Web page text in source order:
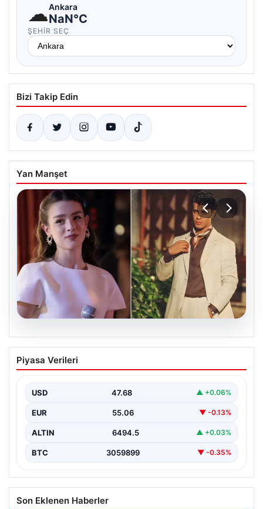
☁Ankara
NaN°C
ŞEHIR SEÇ
Bizi Takip Edin
Yan Manşet
‘Yeraltı’ dizisinde şok olay! Babası suç
duyurusunda bulundu: ‘Kızımla reşit
Piyasa Verileri
USD 47.68 ▲ +0.06%
EUR 55.06 ▼ -0.13%
ALTIN 6494.5 ▲ +0.03%
BTC 3059899 ▼ -0.35%
Son Eklenen Haberler